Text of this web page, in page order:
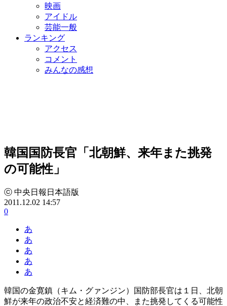
映画
アイドル
芸能一般
ランキング
アクセス
コメント
みんなの感想
韓国国防長官「北朝鮮、来年また挑発
の可能性」
ⓒ 中央日報日本語版
2011.12.02 14:57
0
あ
あ
あ
あ
あ
韓国の金寛鎮（キム・グァンジン）国防部長官は１日、北朝
鮮が来年の政治不安と経済難の中、また挑発してくる可能性